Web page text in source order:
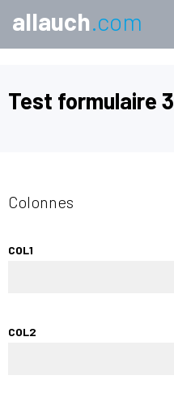
allauch.com
Test formulaire 3
Colonnes
COL1
COL2